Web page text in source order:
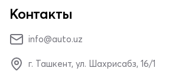
Контакты
info@auto.uz
г. Ташкент, ул. Шахрисабз, 16/1